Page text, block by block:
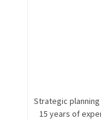
Strategic
15 years of